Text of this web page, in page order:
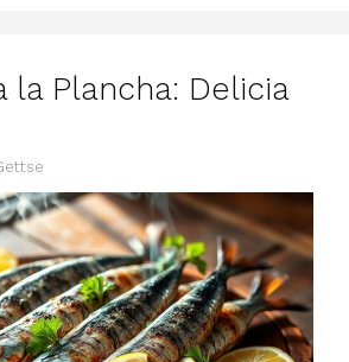
la Plancha: Delicia